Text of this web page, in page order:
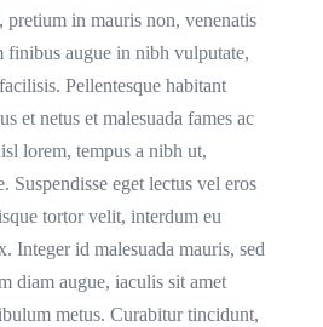
in mauris non, venenatis
finibus augue in nibh vulputate,
Pellentesque habitant
et netus et malesuada fames ac
lorem, tempus a nibh ut,
Suspendisse eget lectus vel eros
tortor velit, interdum eu
Integer id malesuada mauris, sed
diam augue, iaculis sit amet
metus. Curabitur tincidunt,